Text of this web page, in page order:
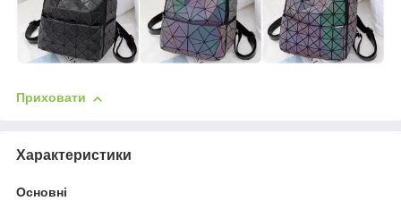
Приховати
Характеристики
Основні